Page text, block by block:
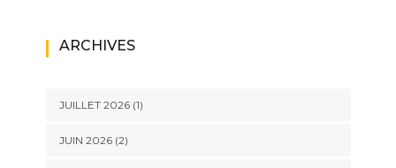
ARCHIVES
JUILLET 2026(1)
JUIN 2026(2)